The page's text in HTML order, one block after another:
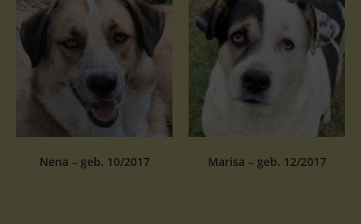
Nena – geb. 10/2017 Marisa – geb. 12/2017